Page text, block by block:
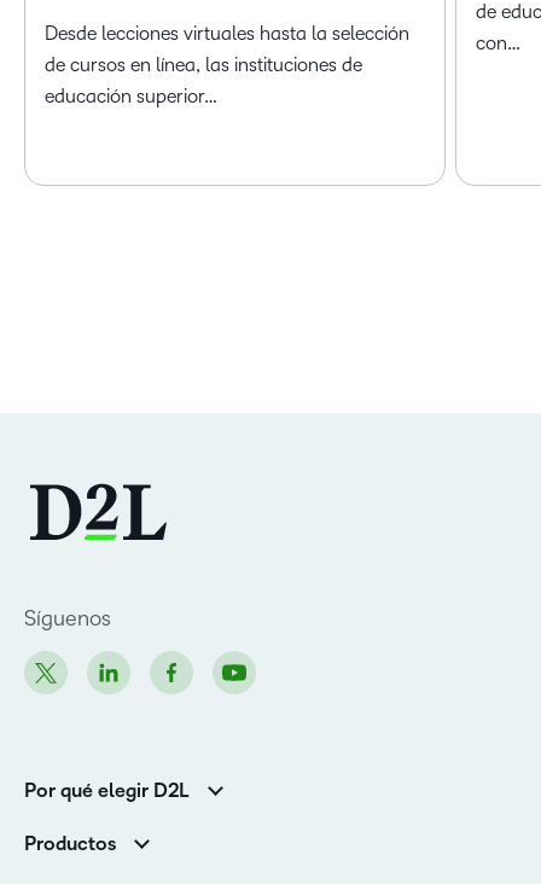
Desde lecciones virtuales hasta la selección
de cursos en línea, las instituciones de
educación superior…
de
con…
Síguenos
Por qué elegir D2L
Clientes corporativos
Productos